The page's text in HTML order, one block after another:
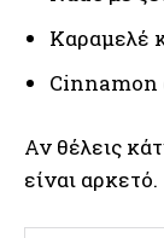
Καραμελέ
Cinnamon
Αν θέλεις
είναι αρκετό.